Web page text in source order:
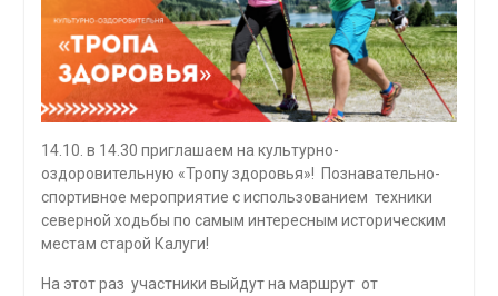
14.10. в 14.30 приглашаем на культурно-
оздоровительную «Тропу здоровья»! Познавательно-
спортивное мероприятие с использованием техники
северной ходьбы по самым интересным историческим
местам старой Калуги!
На этот раз участники выйдут на маршрут от